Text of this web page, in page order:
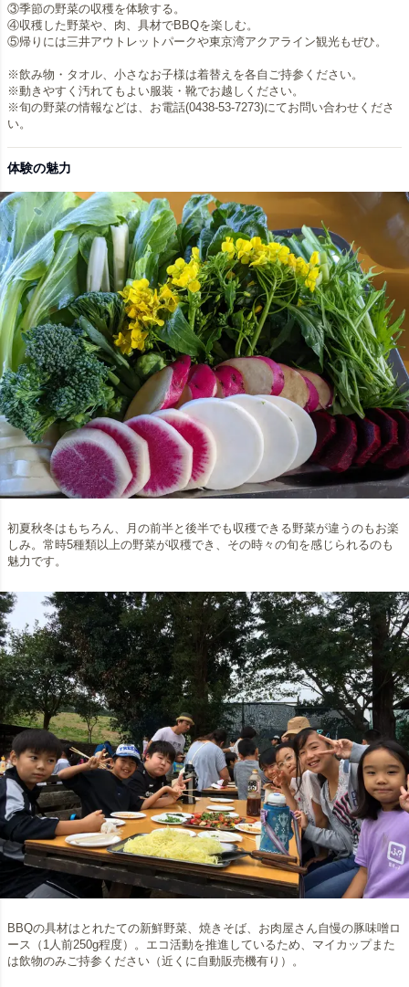
③季節の野菜の収穫を体験する。
④収穫した野菜や、肉、具材でBBQを楽しむ。
⑤帰りには三井アウトレットパークや東京湾アクアライン観光もぜひ。
※飲み物・タオル、小さなお子様は着替えを各自ご持参ください。
※動きやすく汚れてもよい服装・靴でお越しください。
※旬の野菜の情報などは、お電話(0438-53-7273)にてお問い合わせくださ
い。
体験の魅力
初夏秋冬はもちろん、月の前半と後半でも収穫できる野菜が違うのもお楽
しみ。常時5種類以上の野菜が収穫でき、その時々の旬を感じられるのも
魅力です。
BBQの具材はとれたての新鮮野菜、焼きそば、お肉屋さん自慢の豚味噌ロ
ース（1人前250g程度）。エコ活動を推進しているため、マイカップまた
は飲物のみご持参ください（近くに自動販売機有り）。